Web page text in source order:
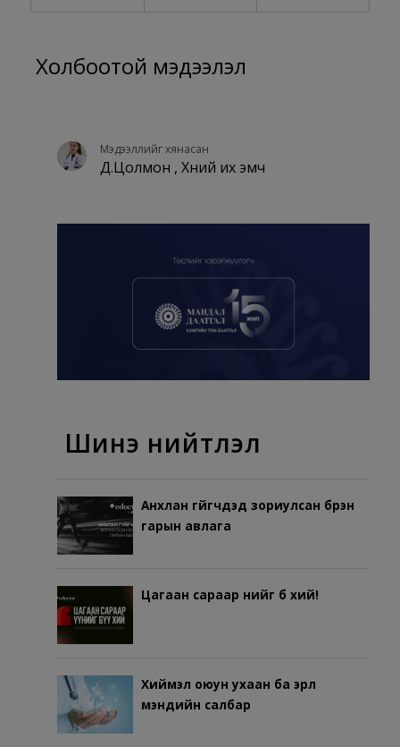
Холбоотой мэдээлэл
Мэдээллийг хянасан
Д.Цолмон , Хүний их эмч
Шинэ нийтлэл
Анхлан гүйгчдэд зориулсан бүрэн
гарын авлага
Цагаан сараар үүнийг бүү хий!
Хиймэл оюун ухаан ба эрүүл
мэндийн салбар